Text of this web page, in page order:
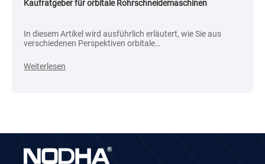
Kaufratgeber für orbitale Rohrschneidemaschinen
In diesem Artikel wird ausführlich erläutert, wie Sie aus
verschiedenen Perspektiven orbitale
genaues und sicheres Schneiden zu gewährleisten.
Weiterlesen